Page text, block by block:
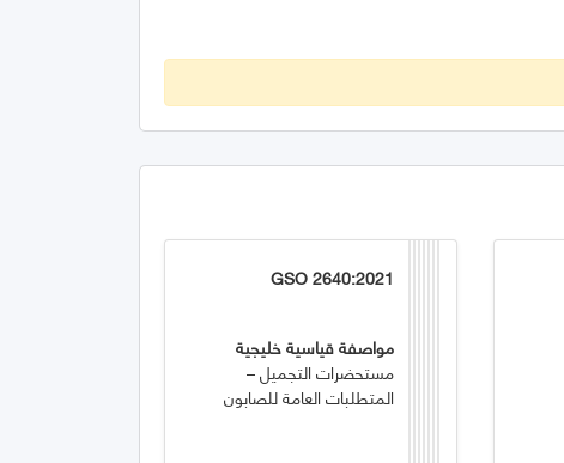
GSO 2640:2021
مواصفة قياسية خليجية
مستحضرات التجميل –
المتطلبات العامة للصابون